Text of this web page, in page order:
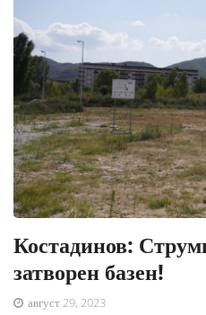
Костадинов:
затворен базен!
август 29, 2023